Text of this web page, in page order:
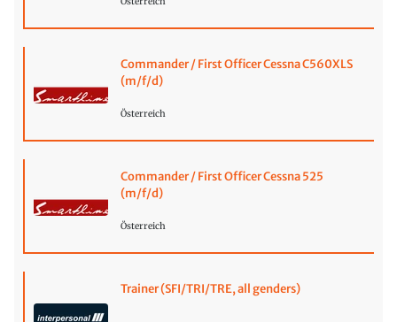
Commander / First Officer Cessna C560XLS
(m/f/d)
Österreich
Commander / First Officer Cessna 525
(m/f/d)
Österreich
Trainer (SFI/TRI/TRE, all genders)